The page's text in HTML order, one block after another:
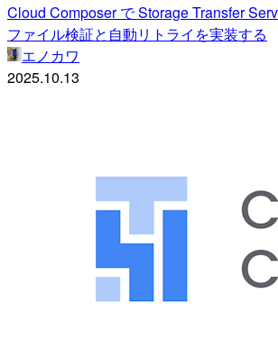
Cloud Composer で Storage Transfer
ファイル検証と自動リトライを実装する
エノカワ
2025.10.13